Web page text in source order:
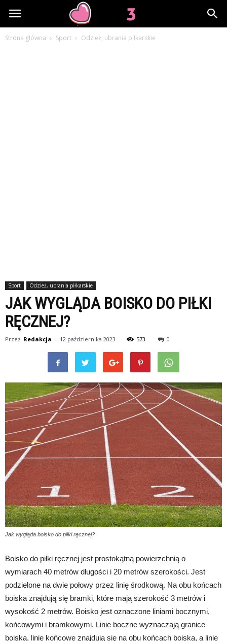
Lov3.pl
Strona główna Sport Odzież, ubrania piłkarskie
Sport Odzież, ubrania piłkarskie
JAK WYGLĄDA BOISKO DO PIŁKI
RĘCZNEJ?
Przez Redakcja - 12 października 2023 573 0
Jak wygląda boisko do piłki ręcznej?
Boisko do piłki ręcznej jest prostokątną powierzchnią o
wymiarach 40 metrów długości i 20 metrów szerokości. Jest
podzielone na dwie połowy przez linię środkową. Na obu końcach
boiska znajdują się bramki, które mają szerokość 3 metrów i
wysokość 2 metrów. Boisko jest oznaczone liniami bocznymi,
końcowymi i bramkowymi. Linie boczne wyznaczają granice
boiska, linie końcowe znajdują się na obu końcach boiska, a linie